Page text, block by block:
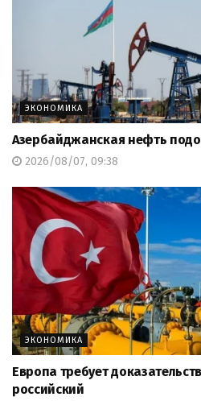
ЭКОНОМИКА
Азербайджанская нефть
2026/08/07, 09:38
ЭКОНОМИКА
Европа требует
российский